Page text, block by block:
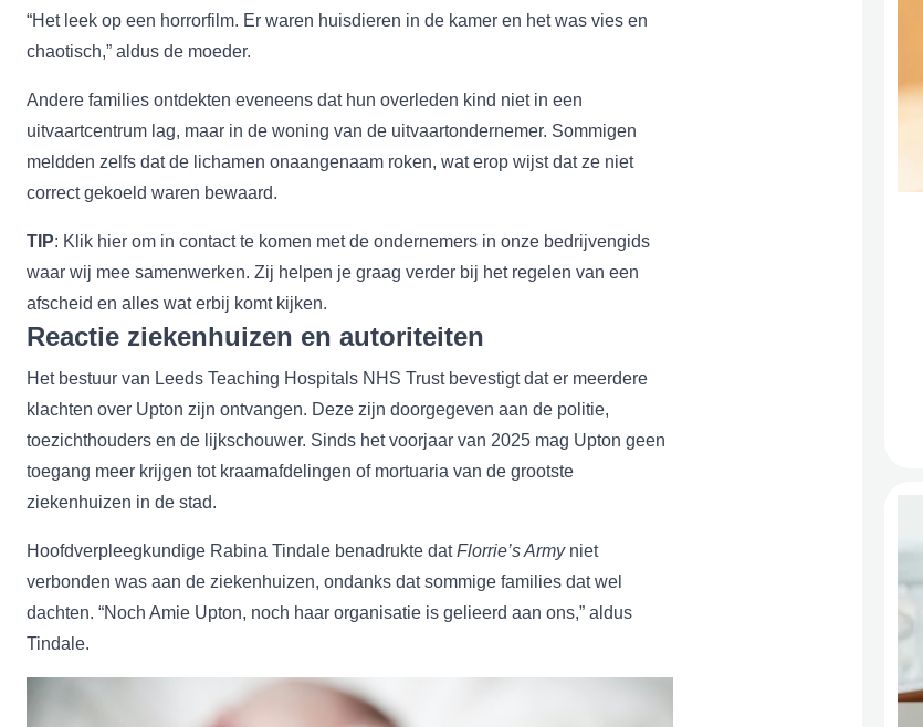
“Het leek op een horrorfilm. Er waren huisdieren in de kamer en het was vies en
chaotisch,” aldus de moeder.
Andere families ontdekten eveneens dat hun overleden kind niet in een
uitvaartcentrum lag, maar in de woning van de uitvaartondernemer. Sommigen
meldden zelfs dat de lichamen onaangenaam roken, wat erop wijst dat ze niet
correct gekoeld waren bewaard.
TIP: Klik hier om in contact te komen met de ondernemers in onze bedrijvengids
waar wij mee samenwerken. Zij helpen je graag verder bij het regelen van een
afscheid en alles wat erbij komt kijken.
Reactie ziekenhuizen en autoriteiten
Het bestuur van Leeds Teaching Hospitals NHS Trust bevestigt dat er meerdere
klachten over Upton zijn ontvangen. Deze zijn doorgegeven aan de politie,
toezichthouders en de lijkschouwer. Sinds het voorjaar van 2025 mag Upton geen
toegang meer krijgen tot kraamafdelingen of mortuaria van de grootste
ziekenhuizen in de stad.
Hoofdverpleegkundige Rabina Tindale benadrukte datFlorrie’s Armyniet
verbonden was aan de ziekenhuizen, ondanks dat sommige families dat wel
dachten. “Noch Amie Upton, noch haar organisatie is gelieerd aan ons,” aldus
Tindale.